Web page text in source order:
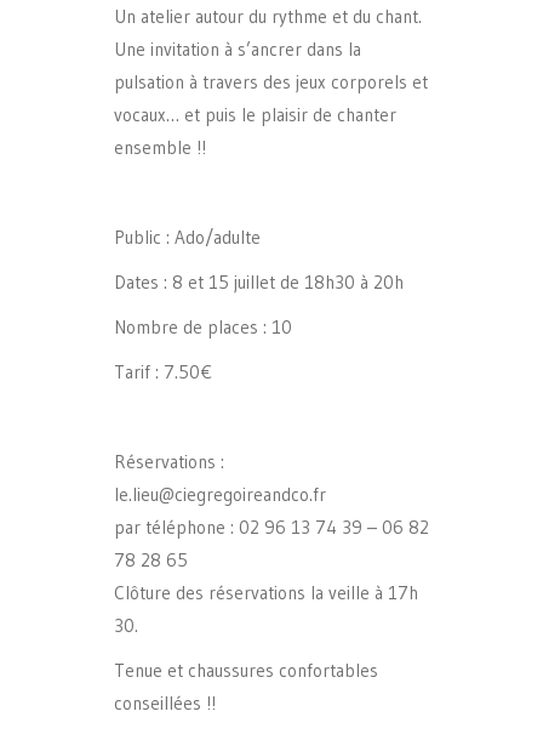
Un atelier autour du rythme et du chant.
Une invitation à s’ancrer dans la
pulsation à travers des jeux corporels et
vocaux… et puis le plaisir de chanter
ensemble !!
Public : Ado/adulte
Dates : 8 et 15 juillet de 18h30 à 20h
Nombre de places : 10
Tarif : 7.50€
Réservations :
le.lieu@ciegregoireandco.fr
par téléphone : 02 96 13 74 39 – 06 82
78 28 65
Clôture des réservations la veille à 17h
30.
Tenue et chaussures confortables
conseillées !!